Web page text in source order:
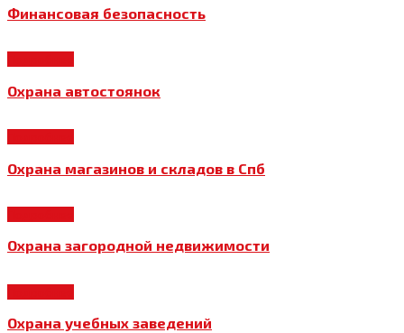
Финансовая безопасность
Охрана автостоянок
Охрана магазинов и складов в Спб
Охрана загородной недвижимости
Охрана учебных заведений